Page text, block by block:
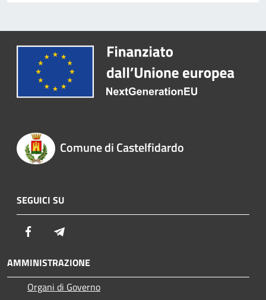
Comune di Castelfidardo
SEGUICI SU
Facebook
AMMINISTRAZIONE
Organi di Governo